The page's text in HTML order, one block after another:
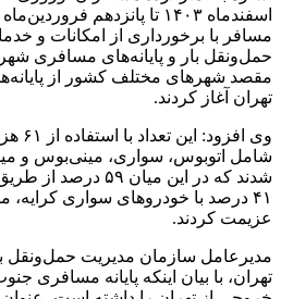
اسفندماه
مسافر با برخورداری از امکانات و
حمل‌ونقل بار و پایانه‌های مسافری
مقصد شهرهای مختلف کشور از
تهران آغاز کردند.
شامل اتوبوس، سواری، مینی‌بوس و
شدند که در این میان
۴۱ درصد با خودروهای سواری کرایه، مینی‌بوس و
عزیمت کردند.
مدیرعامل سازمان مدیریت حمل‌ونقل
تهران، با بیان اینکه پایانه مسافری